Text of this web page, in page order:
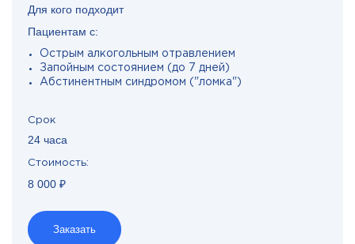
Для кого подходит
Пациентам с:
Острым алкогольным отравлением
Запойным состоянием (до 7 дней)
Абстинентным синдромом ("ломка")
Срок
24 часа
Стоимость:
8 000 ₽
Заказать